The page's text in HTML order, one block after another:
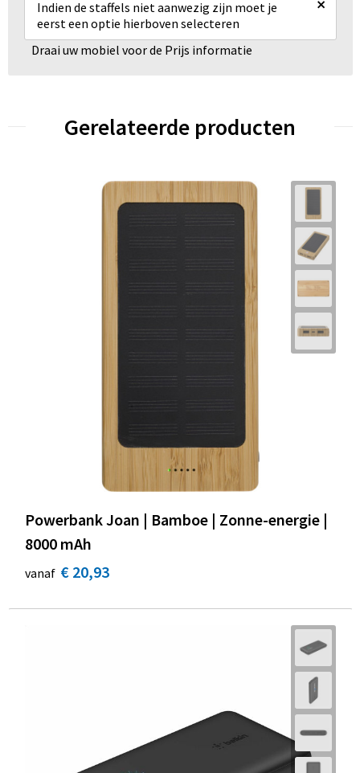
Indien de staffels niet aanwezig zijn moet je
eerst een optie hierboven selecteren
Draai uw mobiel voor de Prijs informatie
Gerelateerde producten
Powerbank Joan | Bamboe | Zonne-energie |
8000 mAh
vanaf € 20,93